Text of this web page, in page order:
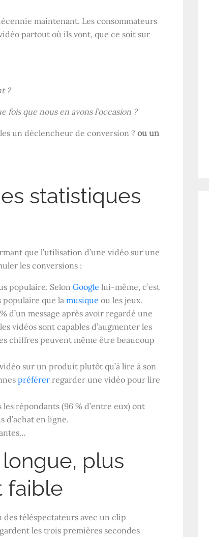
maintenant. Les consommateurs
partout où ils vont, que ce soit sur
?
que nous en avons l’occasion ?
un déclencheur de conversion ? ou un
statistiques
que l’utilisation d’une vidéo sur une
les conversions :
populaire. Selon Google lui-même, c’est
populaire que lamusique ou les jeux.
d’un message après avoir regardé une
vidéos sont capables d’augmenter les
chiffres peuvent même être beaucoup
sur un produit plutôt qu’à lire à son
préférer regarder une vidéo pour lire
les répondants (96 % d’entre eux) ont
d’achat en ligne.
plus
faible
des téléspectateurs avec un clip
les trois premières secondes